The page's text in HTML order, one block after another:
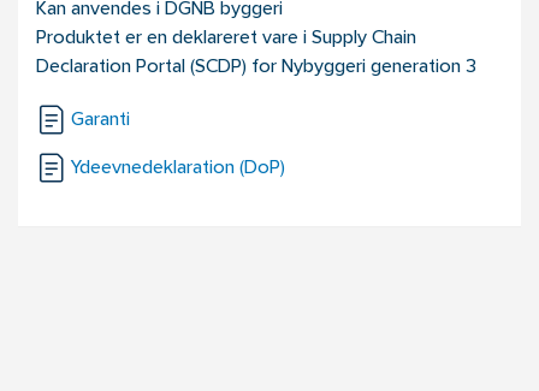
Kan anvendes i DGNB byggeri
Produktet er en deklareret vare i Supply Chain
Declaration Portal (SCDP) for Nybyggeri generation 3
Garanti
Ydeevnedeklaration (DoP)